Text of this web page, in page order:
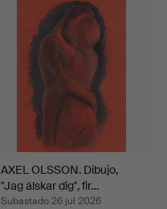
AXEL OLSSON. Dibujo,
"Jag älskar dig", fir…
Subastado 26 jul 2026